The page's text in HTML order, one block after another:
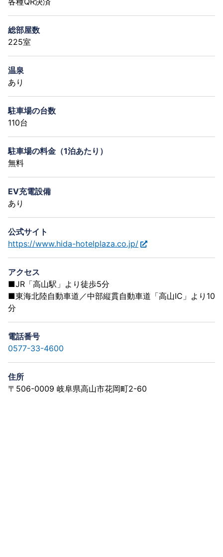
総部屋数
225室
温泉
あり
駐車場の台数
110台
駐車場の料金（1泊あたり）
無料
EV充電設備
あり
公式サイト
https://www.hida-hotelplaza.co.jp/
アクセス
■JR「高山駅」より徒歩5分
■東海北陸自動車道／中部縦貫自動車道「高山IC」より10
分
電話番号
0577-33-4600
住所
〒506-0009 岐阜県高山市花岡町2-60